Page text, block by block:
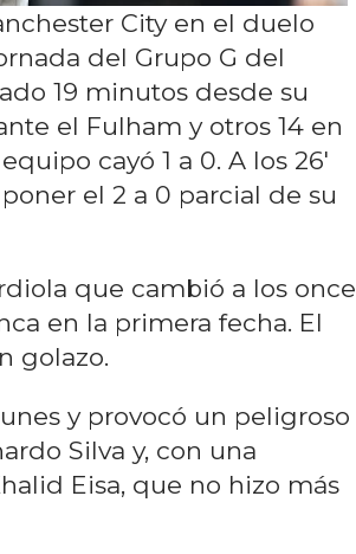
City en el duelo
del Grupo G del
19 minutos desde su
el Fulham y otros 14 en
cayó 1 a 0. A los 26'
el 2 a 0 parcial de su
que cambió a los once
en la primera fecha. El
golazo.
y provocó un peligroso
Silva y, con una
Eisa, que no hizo más